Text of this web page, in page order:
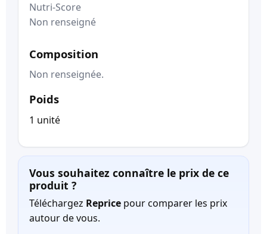
Nutri-Score
Non renseigné
Composition
Non renseignée.
Poids
1 unité
Vous souhaitez connaître le prix de ce
produit ?
Téléchargez Reprice pour comparer les prix
autour de vous.